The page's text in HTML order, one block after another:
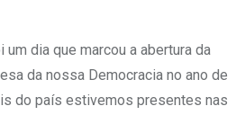
dia que marcou a abertura da
da nossa Democracia no ano de
do país estivemos presentes nas